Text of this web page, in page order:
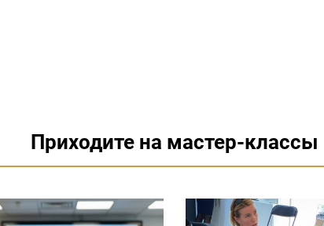
Приходите на мастер-классы